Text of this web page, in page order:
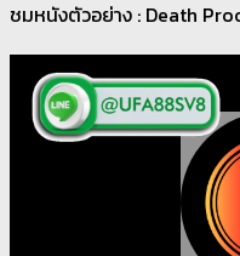
ชมหนังตัวอย่าง : Death